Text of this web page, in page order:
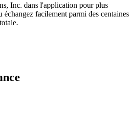
Inc. dans l'application pour plus
facilement parmi des centaines